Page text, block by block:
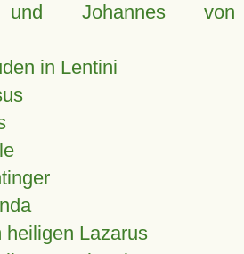
und Johannes von
in Lentini
heiligen Lazarus